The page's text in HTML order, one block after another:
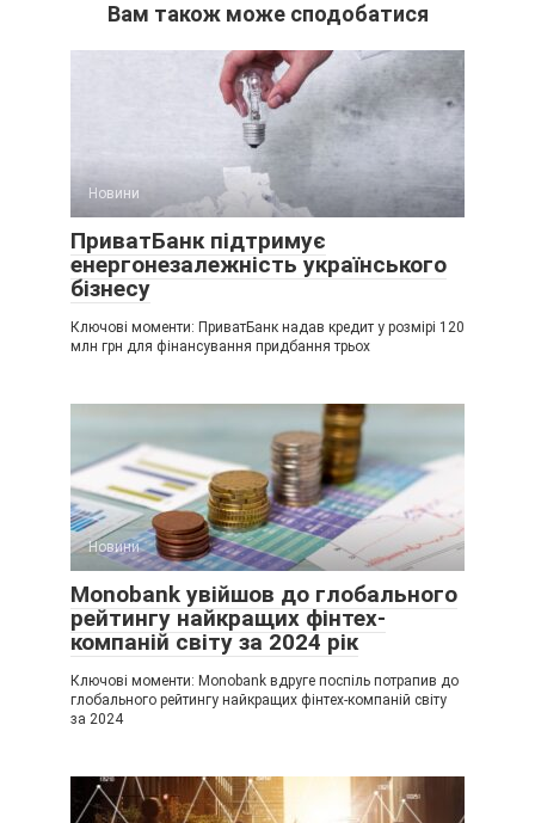
Вам також може сподобатися
Новини
ПриватБанк підтримує
енергонезалежність українського
бізнесу
Ключові моменти: ПриватБанк надав кредит у розмірі 120
млн грн для фінансування придбання трьох
Новини
Monobank увійшов до глобального
рейтингу найкращих фінтех-
компаній світу за 2024 рік
Ключові моменти: Monobank вдруге поспіль потрапив до
глобального рейтингу найкращих фінтех-компаній світу
за 2024